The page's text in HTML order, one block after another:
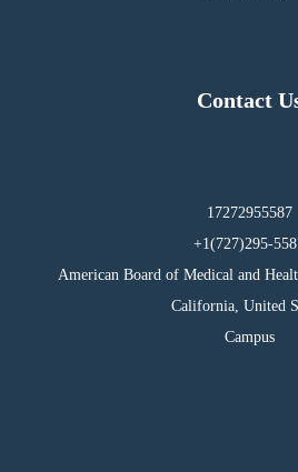
Contact
17272955587
295-
American Board of Medical and
California, United
Campus